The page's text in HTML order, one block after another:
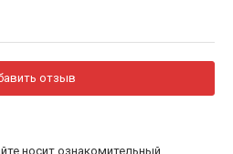
отзыв
носит ознакомительный